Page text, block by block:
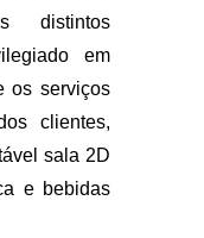
distintos
em
os serviços
clientes,
sala 2D
e bebidas